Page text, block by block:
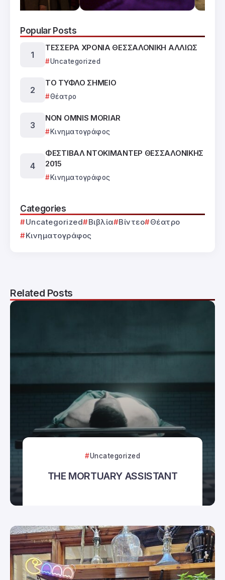
Popular Posts
ΤΕΣΣΕΡΑ ΧΡΟΝΙΑ ΘΕΣΣΑΛΟΝΙΚΗ ΑΛΛΙΩΣ
Uncategorized
ΤΟ ΤΥΦΛΟ ΣΗΜΕΙΟ
Θέατρο
NON OMNIS MORIAR
Κινηματογράφος
ΦΕΣΤΙΒΑΛ ΝΤΟΚΙΜΑΝΤΕΡ ΘΕΣΣΑΛΟΝΙΚΗΣ
2015
Κινηματογράφος
Categories
Uncategorized Βιβλία Βίντεο
Θέατρο
Κινηματογράφος
Related Posts
Uncategorized
THE MORTUARY ASSISTANT